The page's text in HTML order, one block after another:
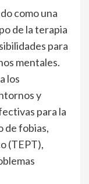
como una
de la terapia
para
mentales.
los
y
para la
de fobias,
(TEPT),